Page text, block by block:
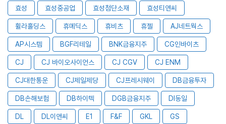
효성 효성중공업 효성첨단소재 효성티앤씨
휠라홀딩스 휴메딕스 휴비츠 휴젤 AJ네트웍스
AP시스템 BGF리테일 BNK금융지주 CG인바이츠
CJ CJ 바이오사이언스 CJ CGV CJ ENM
CJ대한통운 CJ제일제당 CJ프레시웨이 DB금융투자
DB손해보험 DB하이텍 DGB금융지주 DI동일
DL DL이앤씨 E1 F&F GKL GS